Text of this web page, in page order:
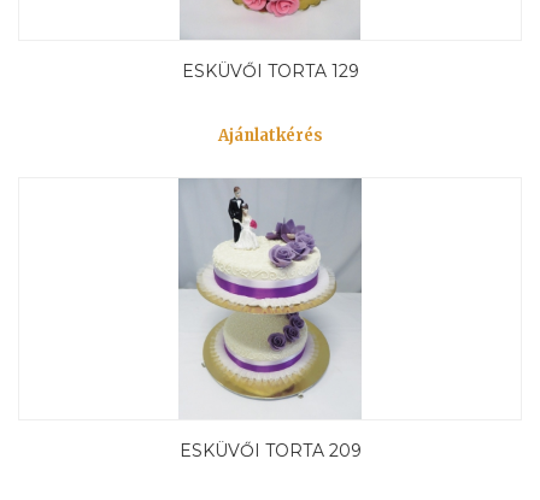
ESKÜVŐI TORTA 129
Ajánlatkérés
ESKÜVŐI TORTA 209